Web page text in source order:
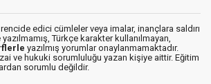
edici cümleler veya imalar, inançlara saldırı
Türkçe karakter kullanılmayan,
yazılmış yorumlar onaylanmamaktadır.
ve hukuki sorumluluğu yazan kişiye aittir. Eğitim
sorumlu değildir.